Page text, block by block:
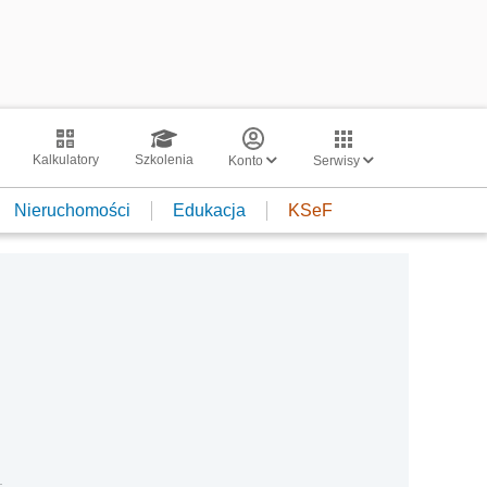
Kalkulatory Szkolenia Konto Serwisy
Nieruchomości Edukacja KSeF